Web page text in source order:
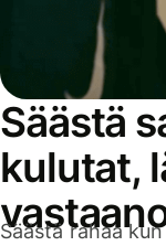
Säästä
kulutat,
Säästä rahaa